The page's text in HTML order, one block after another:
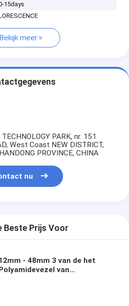
15days
Bekijk meer
PARK, nr. 151
West Coast NEW DISTRICT,
PROVINCE, CHINA
nu
Beste Prijs Voor
- 48mm 3 van de het
van